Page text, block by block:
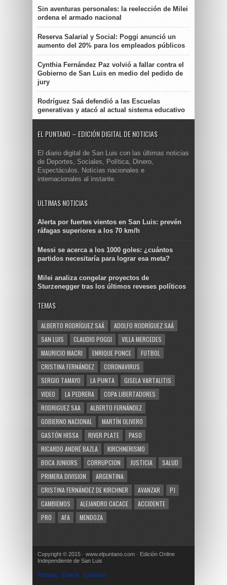
Sin aventuras personales: la reelección de Milei
ordena el armado nacional
Reserva Salarial y Social: Poggi anunció un
aumento del 20% para los empleados públicos
Cynthia Fernández Paz volvió a fallar contra el
Gobierno de San Luis en medio del pedido de
jury
Rodríguez Saá defendió a las Escuelas
generativas y atacó al actual sistema educativo
EL PUNTANO – EDICIÓN DIGITAL DE NOTICIAS
El diario digital de San Luis con las últimas noticias
de Deportes, Sociales, Política, Dinero,
Espectáculos. Noticias nacionales e
internacionales al instante.
ULTIMAS NOTICIAS
Alerta por fuertes vientos en San Luis: prevén
ráfagas superiores a los 70 km/h
Messi se acerca a los 1000 goles: ¿cuántos
partidos necesitaría para lograr esa meta?
Milei analiza congelar proyectos de
Sturzenegger tras los últimos reveses políticos
TEMAS
ALBERTO RODRÍGUEZ SAÁ
ADOLFO RODRÍGUEZ SAÁ
SAN LUIS
CLAUDIO POGGI
VILLA MERCEDES
MAURICIO MACRI
ENRIQUE PONCE
FUTBOL
CRISTINA FERNÁNDEZ
CORONAVIRUS
SERGIO TAMAYO
LA PUNTA
GISELA VARTALITIS
VIDEO
LA PEDRERA
COPA LIBERTADORES
RODRIGUEZ SAA
ALBERTO FERNÁNDEZ
GOBIERNO NACIONAL
MARTÍN OLIVERO
GASTÓN HISSA
RIVER PLATE
PASO
RICARDO ANDRÉ BAZLA
KIRCHNERISMO
BOCA JUNIORS
CORRUPCION JUSTICIA
SALUD
PRIMERA DIVISION
ARGENTINA
CRISTINA FERNÁNDEZ DE KIRCHNER
AVANZAR
PJ
CAMBIEMOS
ALEJANDRO CACACE
ACCIDENTE
PRO
AFA MENDOZA
Copyright © 2015 · www.elpuntano.com · Edición Online
Independiente de San Luis
Portada Enlace Contacto